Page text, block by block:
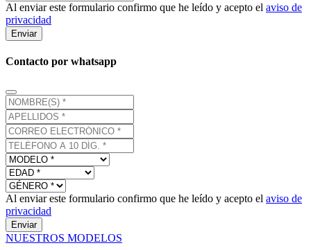
Al enviar este formulario confirmo que he leído y acepto el aviso de
privacidad
Enviar
Contacto por whatsapp
Al enviar este formulario confirmo que he leído y acepto el aviso de
privacidad
Enviar
NUESTROS MODELOS